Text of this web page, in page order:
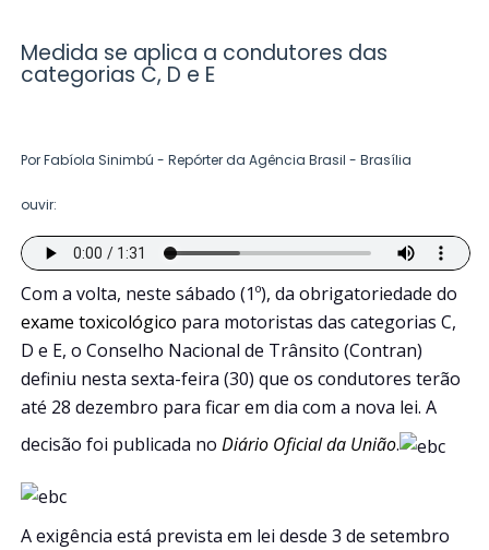
Medida se aplica a condutores das
categorias C, D e E
Por Fabíola Sinimbú - Repórter da Agência Brasil - Brasília
ouvir:
Com a volta, neste sábado (1º), da obrigatoriedade do
exame toxicológico para motoristas das categorias C,
D e E, o Conselho Nacional de Trânsito (Contran)
definiu nesta sexta-feira (30) que os condutores terão
até 28 dezembro para ficar em dia com a nova lei. A
decisão foi publicada no Diário Oficial da União.
A exigência está prevista em lei desde 3 de setembro